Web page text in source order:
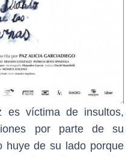
es víctima de insultos,
por parte de su
huye de su lado porque